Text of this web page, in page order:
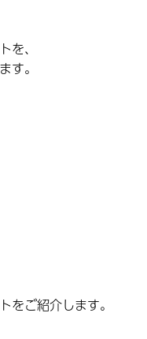
を、
す。
をご紹介します。